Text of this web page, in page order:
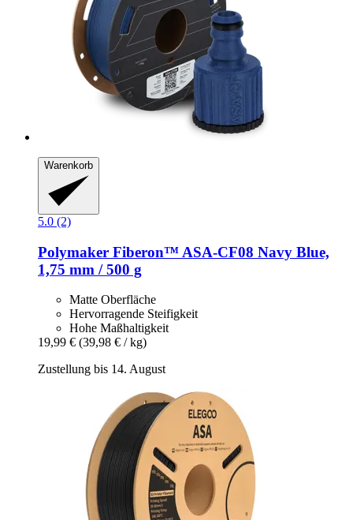
Warenkorb
5.0 (2)
Polymaker Fiberon™ ASA-​CF08 Navy Blue,
1,75 mm / 500 g
Matte Oberfläche
Hervorragende Steifigkeit
Hohe Maßhaltigkeit
19,99 € (39,98 € / kg)
Zustellung bis 14. August